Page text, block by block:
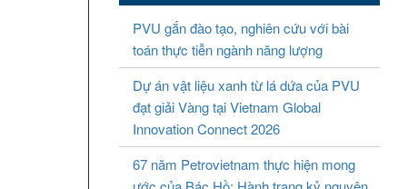
PVU gắn đào tạo, nghiên cứu với bài
toán thực tiễn ngành năng lượng
Dự án vật liệu xanh từ lá dứa của PVU
đạt giải Vàng tại Vietnam Global
Innovation Connect 2026
67 năm Petrovietnam thực hiện mong